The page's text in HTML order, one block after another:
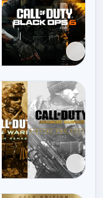
برای افزودن وارد شوید
برای افزودن وارد شوید